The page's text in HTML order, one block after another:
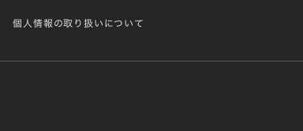
個人情報の取り扱いについて